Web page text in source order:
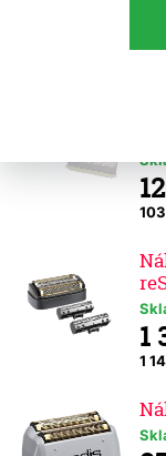
1
1